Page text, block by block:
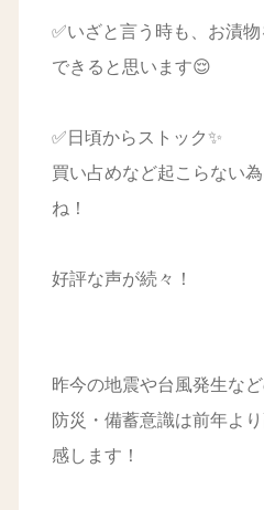
✅いざと言う時も、お漬
できると思います😌
✅日頃からストック✨
買い占めなど起こらない
ね！
好評な声が続々！
昨今の地震や台風発生な
防災・備蓄意識は前年よ
感します！